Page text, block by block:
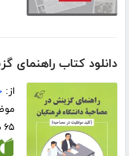
دانلود کتاب راهنمای
از:
۶۵ صفحه